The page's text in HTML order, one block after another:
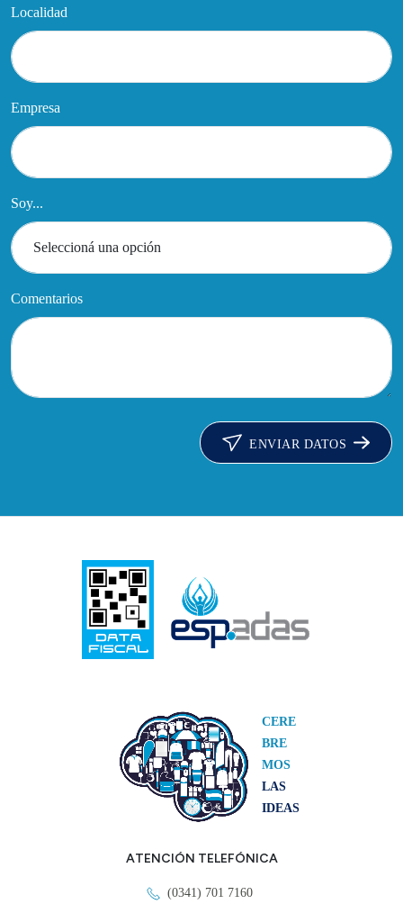
Localidad
Empresa
Soy...
Comentarios
ENVIAR DATOS
CERE
BRE
MOS
LAS
IDEAS
ATENCIÓN TELEFÓNICA
(0341) 701 7160